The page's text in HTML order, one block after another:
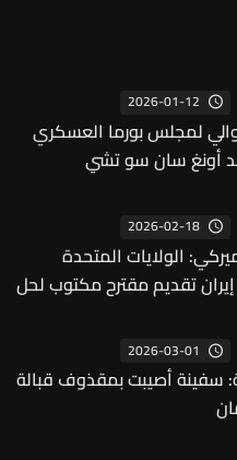
2026-01-12
لمجلس بورما العسكري
أونغ سان سو تشي
2026-02-18
الولايات المتحدة
تقديم مقترح مكتوب لحل
2026-03-01
سفينة أصيبت بمقذوف قبالة